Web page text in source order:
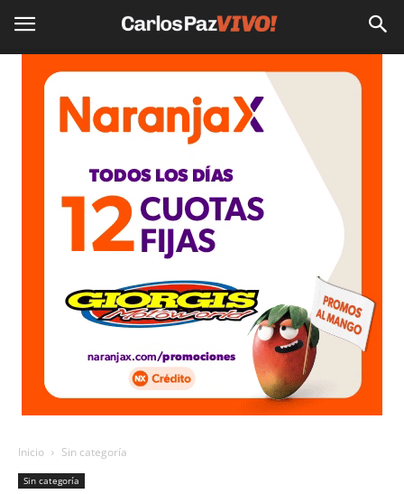
Inicio Sin categoría
Sin categoría